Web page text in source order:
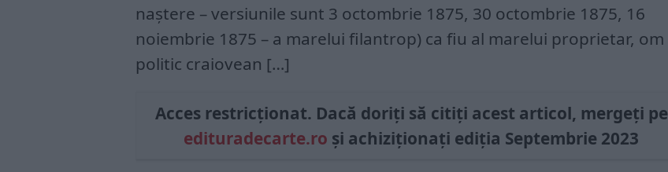
naştere – versiunile sunt 3 octombrie 1875, 30 octombrie 1875, 16
noiembrie 1875 – a marelui filantrop) ca fiu al marelui proprietar, om
politic craiovean […]
Acces restricționat. Dacă doriți să citiți acest articol, mergeți pe
edituradecarte.ro și achiziționați ediția Septembrie 2023